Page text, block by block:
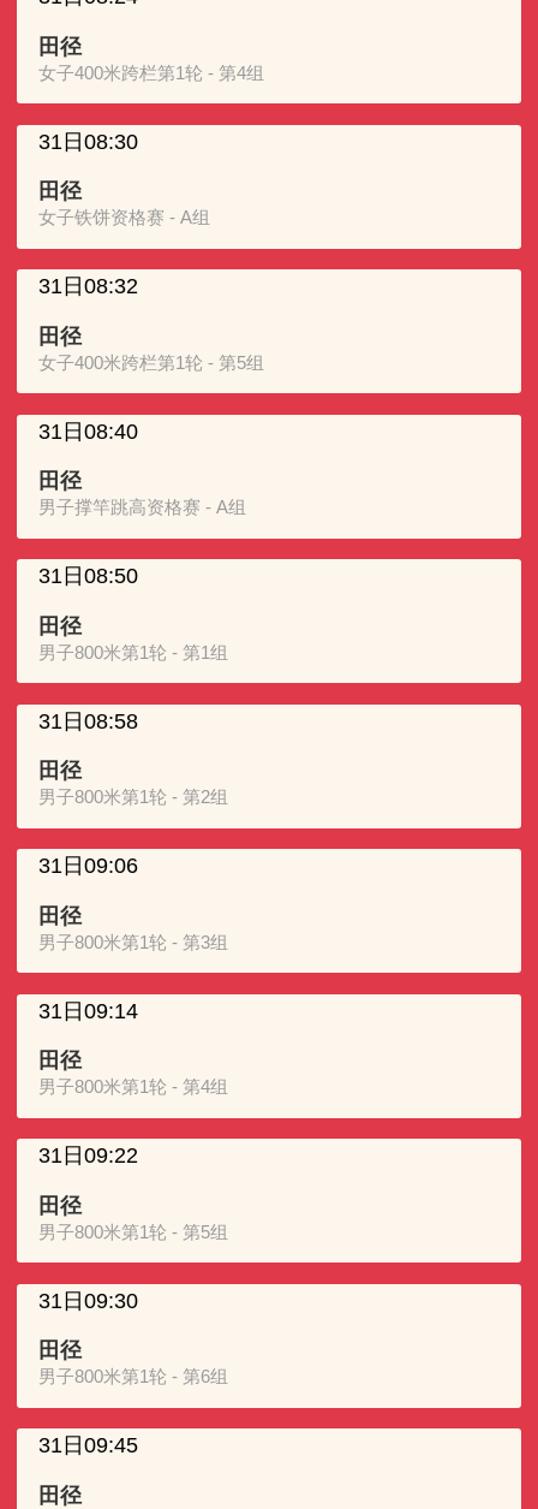
田径
女子400米跨栏第1轮 - 第4组
31日08:30
田径
女子铁饼资格赛 - A组
31日08:32
田径
女子400米跨栏第1轮 - 第5组
31日08:40
田径
男子撑竿跳高资格赛 - A组
31日08:50
田径
男子800米第1轮 - 第1组
31日08:58
田径
男子800米第1轮 - 第2组
31日09:06
田径
男子800米第1轮 - 第3组
31日09:14
田径
男子800米第1轮 - 第4组
31日09:22
田径
男子800米第1轮 - 第5组
31日09:30
田径
男子800米第1轮 - 第6组
31日09:45
田径